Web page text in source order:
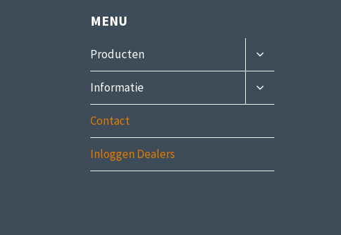
MENU
Producten
Submenu
Informatie
Submenu
Contact
Inloggen Dealers